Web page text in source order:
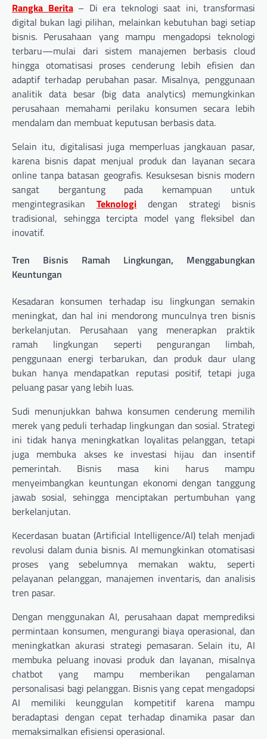
Rangka Berita– Di era teknologi saat ini, transformasi
digital bukan lagi pilihan, melainkan kebutuhan bagi setiap
bisnis. Perusahaan yang mampu mengadopsi teknologi
terbaru—mulai dari sistem manajemen berbasis cloud
hingga otomatisasi proses cenderung lebih efisien dan
adaptif terhadap perubahan pasar. Misalnya, penggunaan
analitik data besar (big data analytics) memungkinkan
perusahaan memahami perilaku konsumen secara lebih
mendalam dan membuat keputusan berbasis data.
Selain itu, digitalisasi juga memperluas jangkauan pasar,
karena bisnis dapat menjual produk dan layanan secara
online tanpa batasan geografis. Kesuksesan bisnis modern
sangat bergantung pada kemampuan untuk
mengintegrasikan Teknologi dengan strategi bisnis
tradisional, sehingga tercipta model yang fleksibel dan
inovatif.
Tren Bisnis Ramah Lingkungan, Menggabungkan
Keuntungan
Kesadaran konsumen terhadap isu lingkungan semakin
meningkat, dan hal ini mendorong munculnya tren bisnis
berkelanjutan. Perusahaan yang menerapkan praktik
ramah lingkungan seperti pengurangan limbah,
penggunaan energi terbarukan, dan produk daur ulang
bukan hanya mendapatkan reputasi positif, tetapi juga
peluang pasar yang lebih luas.
Sudi menunjukkan bahwa konsumen cenderung memilih
merek yang peduli terhadap lingkungan dan sosial. Strategi
ini tidak hanya meningkatkan loyalitas pelanggan, tetapi
juga membuka akses ke investasi hijau dan insentif
pemerintah. Bisnis masa kini harus mampu
menyeimbangkan keuntungan ekonomi dengan tanggung
jawab sosial, sehingga menciptakan pertumbuhan yang
berkelanjutan.
Kecerdasan buatan (Artificial Intelligence/AI) telah menjadi
revolusi dalam dunia bisnis. AI memungkinkan otomatisasi
proses yang sebelumnya memakan waktu, seperti
pelayanan pelanggan, manajemen inventaris, dan analisis
tren pasar.
Dengan menggunakan AI, perusahaan dapat memprediksi
permintaan konsumen, mengurangi biaya operasional, dan
meningkatkan akurasi strategi pemasaran. Selain itu, AI
membuka peluang inovasi produk dan layanan, misalnya
chatbot yang mampu memberikan pengalaman
personalisasi bagi pelanggan. Bisnis yang cepat mengadopsi
AI memiliki keunggulan kompetitif karena mampu
beradaptasi dengan cepat terhadap dinamika pasar dan
memaksimalkan efisiensi operasional.